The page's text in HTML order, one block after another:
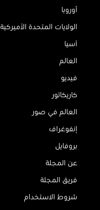
أوروبا
الولايات المتحدة الأميركية
آسيا
العالم
فيديو
كاريكاتور
العالم في صور
إنفوغراف
بروفايل
عن المجلة
فريق المجلة
شروط الاستخدام